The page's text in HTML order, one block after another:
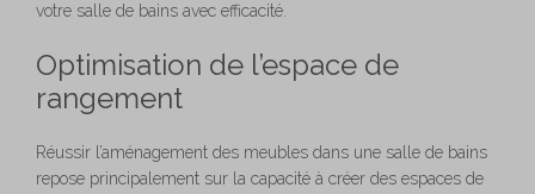
votre salle de bains avec efficacité.
Optimisation de l’espace de
rangement
Réussir l’aménagement des meubles dans une salle de bains
repose principalement sur la capacité à créer des espaces de